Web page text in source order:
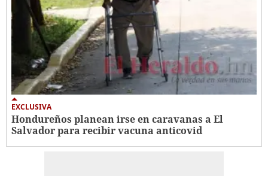
EXCLUSIVA
Hondureños planean irse en caravanas a El
Salvador para recibir vacuna anticovid